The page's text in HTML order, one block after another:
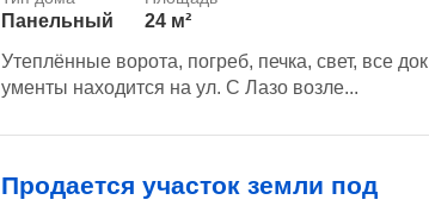
Панельный
24 м²
Утеплённые ворота, погреб, печка, свет, все док
ументы находится на ул. С Лазо возле...
Продается участок земли под